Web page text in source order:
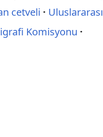
cetveli
Uluslararası
Komisyonu